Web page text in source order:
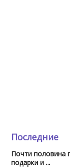
Последние
Почти половина
подарки и ...